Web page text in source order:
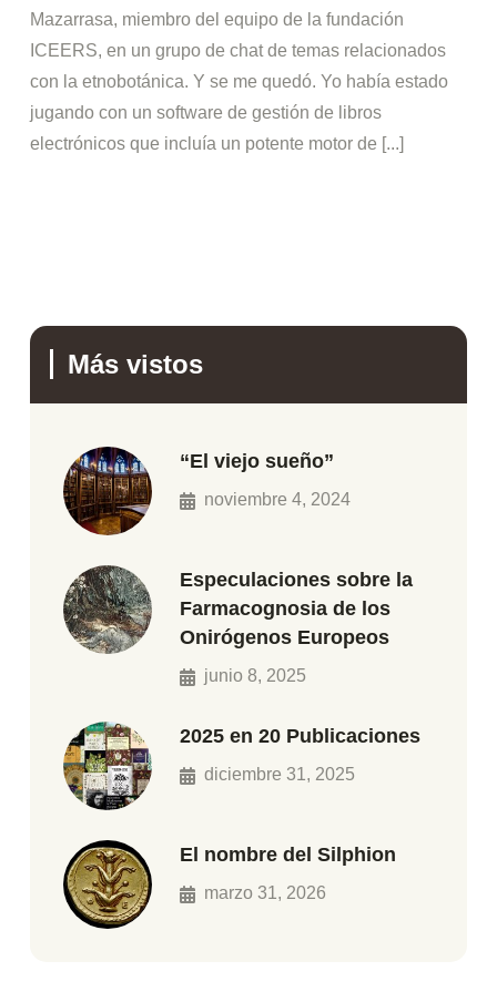
Mazarrasa, miembro del equipo de la fundación
ICEERS, en un grupo de chat de temas relacionados
con la etnobotánica. Y se me quedó. Yo había estado
jugando con un software de gestión de libros
electrónicos que incluía un potente motor de [...]
Más vistos
“El viejo sueño”
noviembre 4, 2024
Especulaciones sobre la
Farmacognosia de los
Onirógenos Europeos
junio 8, 2025
2025 en 20 Publicaciones
diciembre 31, 2025
El nombre del Silphion
marzo 31, 2026